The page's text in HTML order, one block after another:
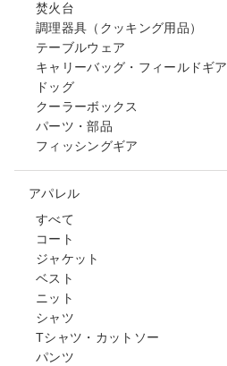
焚火台
調理器具（クッキング用品）
テーブルウェア
キャリーバッグ・フィールドギア
ドッグ
クーラーボックス
パーツ・部品
フィッシングギア
アパレル
すべて
コート
ジャケット
ベスト
ニット
シャツ
Tシャツ・カットソー
パンツ